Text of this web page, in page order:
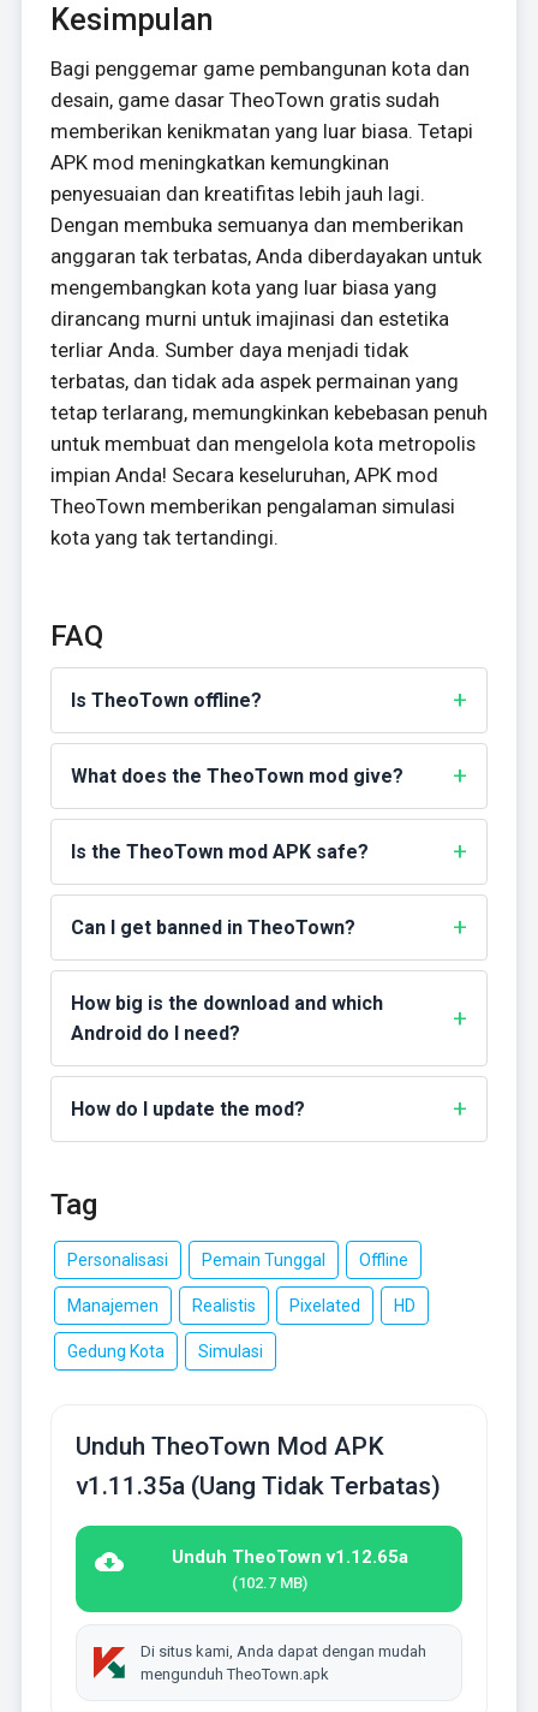
Kesimpulan
Bagi penggemar game pembangunan kota dan
desain, game dasar TheoTown gratis sudah
memberikan kenikmatan yang luar biasa. Tetapi
APK mod meningkatkan kemungkinan
penyesuaian dan kreatifitas lebih jauh lagi.
Dengan membuka semuanya dan memberikan
anggaran tak terbatas, Anda diberdayakan untuk
mengembangkan kota yang luar biasa yang
dirancang murni untuk imajinasi dan estetika
terliar Anda. Sumber daya menjadi tidak
terbatas, dan tidak ada aspek permainan yang
tetap terlarang, memungkinkan kebebasan penuh
untuk membuat dan mengelola kota metropolis
impian Anda! Secara keseluruhan, APK mod
TheoTown memberikan pengalaman simulasi
kota yang tak tertandingi.
FAQ
Is TheoTown offline?
What does the TheoTown mod give?
Is the TheoTown mod APK safe?
Can I get banned in TheoTown?
How big is the download and which
Android do I need?
How do I update the mod?
Tag
Personalisasi Pemain Tunggal Offline
Manajemen Realistis Pixelated HD
Gedung Kota Simulasi
Unduh TheoTown Mod APK
v1.11.35a (Uang Tidak Terbatas)
Unduh TheoTown v1.12.65a
(102.7 MB)
Di situs kami, Anda dapat dengan mudah
mengunduh TheoTown.apk